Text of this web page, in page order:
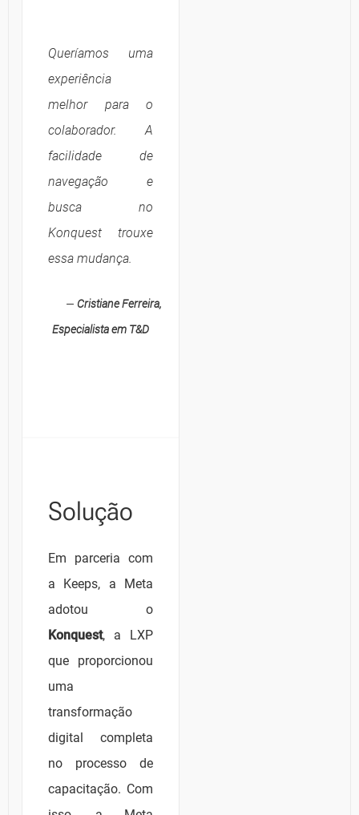
Queríamos uma
experiência
melhor para o
colaborador. A
facilidade de
navegação e
busca no
Konquest trouxe
essa mudança.
— Cristiane Ferreira,
Especialista em T&D
Solução
Em parceria com
a Keeps, a Meta
adotou o
Konquest, a LXP
que proporcionou
uma
transformação
digital completa
no processo de
capacitação. Com